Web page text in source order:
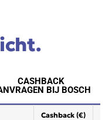
CASHBACK
BIJ BOSCH
Cashback (€)